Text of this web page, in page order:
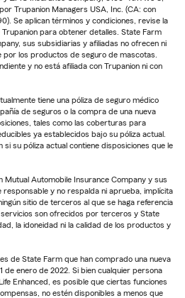
Trupanion Managers USA, Inc. (CA: con
Se aplican términos y condiciones, revise la
Trupanion para obtener detalles. State Farm
sus subsidiarias y afiliadas no ofrecen ni
los productos de seguro de mascotas.
y no está afiliada con Trupanion ni con
tiene una póliza de seguro médico
de seguros o la compra de una nueva
tales como las coberturas para
ya establecidos bajo su póliza actual.
su póliza actual contiene disposiciones que le
Mutual Automobile Insurance Company y sus
responsable y no respalda ni aprueba, implícita
sitio de terceros al que se haga referencia
son ofrecidos por terceros y State
la idoneidad ni la calidad de los productos y
de State Farm que han comprado una nueva
de enero de 2022. Si bien cualquier persona
Enhanced, es posible que ciertas funciones
no estén disponibles a menos que